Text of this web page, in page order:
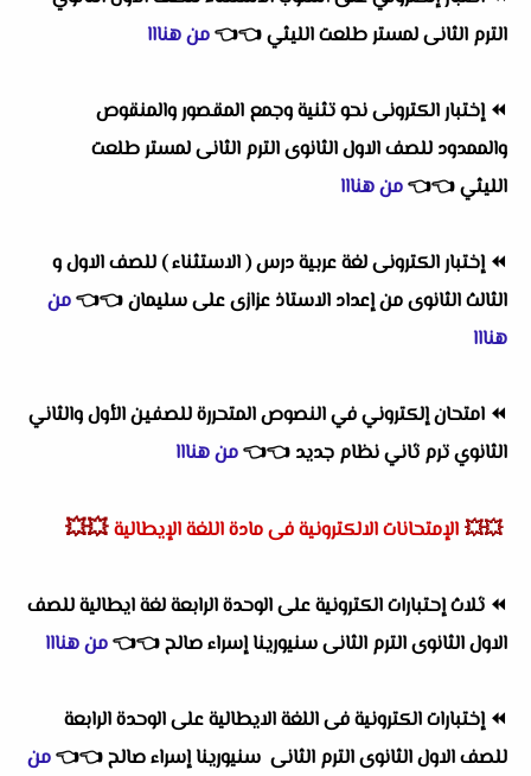
الترم الثانى لمستر طلعت الليثي👈
👈من هنااا
⏪إختبار الكترونى نحو تثنية وجمع المقصور والمنقوص
والممدود للصف الاول الثانوى الترم الثانى لمستر طلعت
الليثي👈
👈من هنااا
⏪إختبار الكترونى لغة عربية درس ( الاستثناء ) للصف الاول و
الثالث الثانوى من إعداد الاستاذ عزازى على سليمان👈
👈من
هنااا
⏪ امتحان إلكتروني في النصوص المتحررة للصفين الأول والثاني
الثانوي ترم ثاني نظام جديد 👈
👈من هنااا
💥💥 الإمتحانات الالكترونية فى مادة اللغة الإيطالية 💥💥
⏪ ثلاث إحتبارات الكترونية على الوحدة الرابعة لغة ايطالية للصف
الاول الثانوى الترم الثانى سنيورينا إسراء صالح👈
👈من هنااا
⏪إختبارات الكترونية فى اللغة الايطالية على الوحدة الرابعة
للصف الاول الثانوى الترم الثانى سنيورينا إسراء صالح👈
👈من